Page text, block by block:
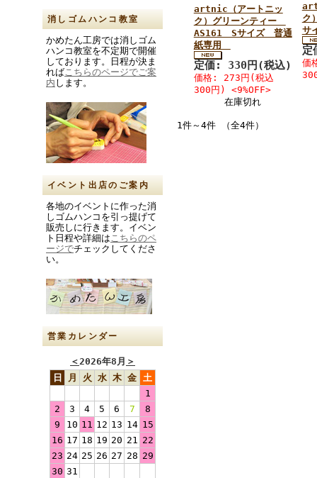
消しゴムハンコ教室
かめたん工房では消しゴム
ハンコ教室を不定期で開催
しております。日程が決ま
ればこちらのページでご案
内 します。
イベント出店のご案内
各地のイベントに作った消
しゴムハンコを引っ提げて
販売しに行きます。イベン
ト日程や詳細はこちらのペ
ージでチェックしてくださ
い。
営業カレンダー
＜2026年8月 ＞
日
月 火 水 木 金 土
1
2
3 4 5 6 7
8
9
10 11 12 13 14 15
16 17 18 19 20 21 22
23 24 25 26 27 28 29
30 31
artnic（アートニッ
ク）グリーンティー
AS161 Sサイズ 普通
紙専用
定価: 330円(税込)
価格: 273円(税込
300円) <9%OFF>
在庫切れ
ク
サ
価
1件～4件 （全4件）